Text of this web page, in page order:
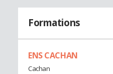
Formations
ENS CACHAN
Cachan